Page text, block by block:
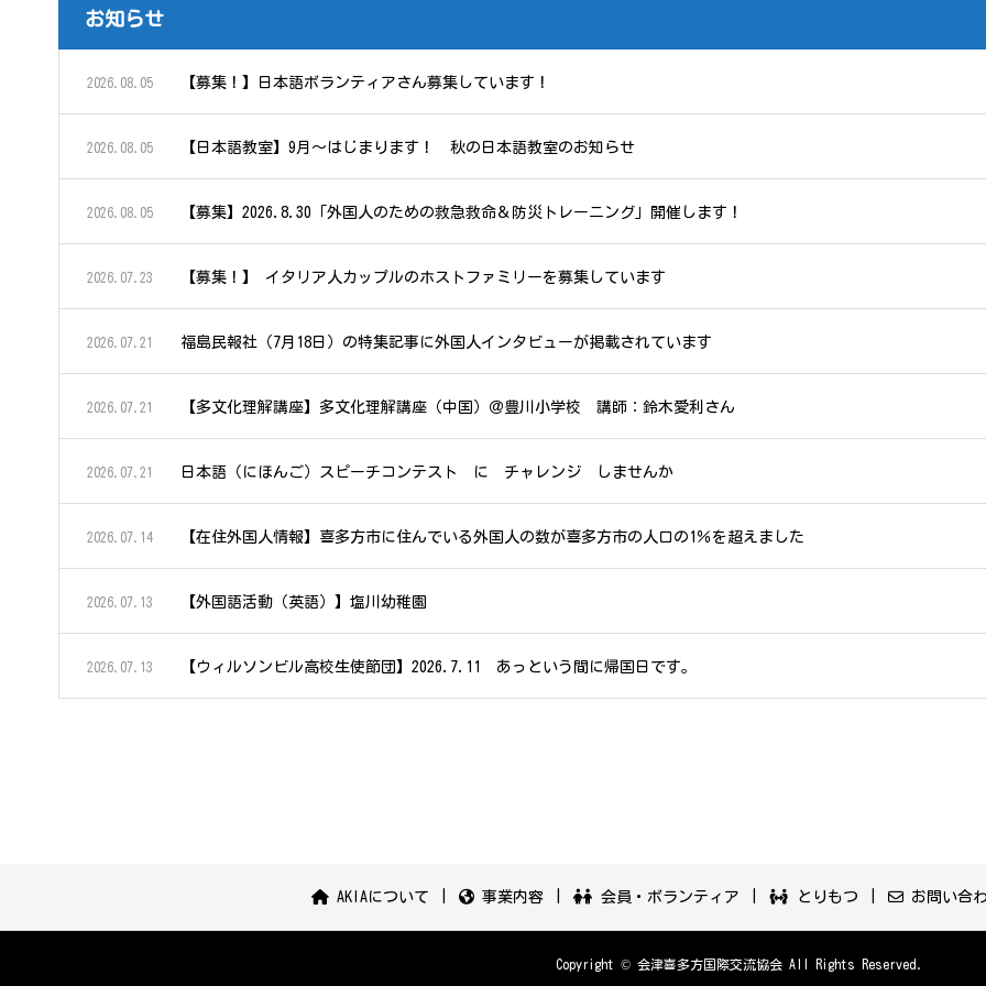
お知らせ
2026.08.05 【募集！】日本語ボランティアさん募集しています！
2026.08.05 【日本語教室】9月～はじまります！ 秋の日本語教室のお知らせ
2026.08.05 【募集】2026.8.30「外国人のための救急救命＆防災トレーニング」開催します！
2026.07.23 【募集！】 イタリア人カップルのホストファミリーを募集しています
2026.07.21 福島民報社（7月18日）の特集記事に外国人インタビューが掲載されています
2026.07.21 【多文化理解講座】多文化理解講座（中国）＠豊川小学校 講師：鈴木愛利さん
2026.07.21 日本語（にほんご）スピーチコンテスト に チャレンジ しませんか
2026.07.14 【在住外国人情報】喜多方市に住んでいる外国人の数が喜多方市の人口の1％を超えました
2026.07.13 【外国語活動（英語）】塩川幼稚園
2026.07.13 【ウィルソンビル高校生使節団】2026.7.11 あっという間に帰国日です。
AKIAについて 事業内容 会員・ボランティア とりもつ お問い合
Copyright © 会津喜多方国際交流協会 All Rights Reserved.